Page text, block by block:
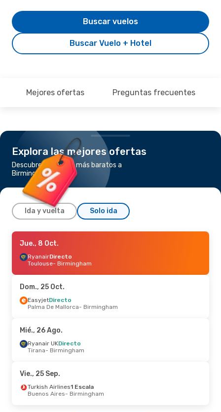
Buscar Vuelo + Hotel
Buscar vuelos
Mejores ofertas Preguntas frecuentes
Explora las mejores ofertas
Descubre los vuelos más baratos a
Birmingham
Ida y vuelta Solo ida
Vie., 11 Sep.
RyanairDirecto
Barcelona - Birmingham
Birmingham- Barcelona
Mié., 23 Sep.- Mar., 29 Sep.
EasyjetDirecto
Birmingham
RyanairDirecto
Toulouse- Birmingham
Ryanair Directo
Birmingham- Toulouse
Jue., 8 Oct.
RyanairDirecto
Toulouse- Birmingham
Dom., 25 Oct.
EasyjetDirecto
Palma De Mallorca- Birmingham
Mié., 26 Ago.
Ryanair UKDirecto
Tirana- Birmingham
Vie., 25 Sep.
Turkish Airlines1 Escala
Buenos Aires- Birmingham